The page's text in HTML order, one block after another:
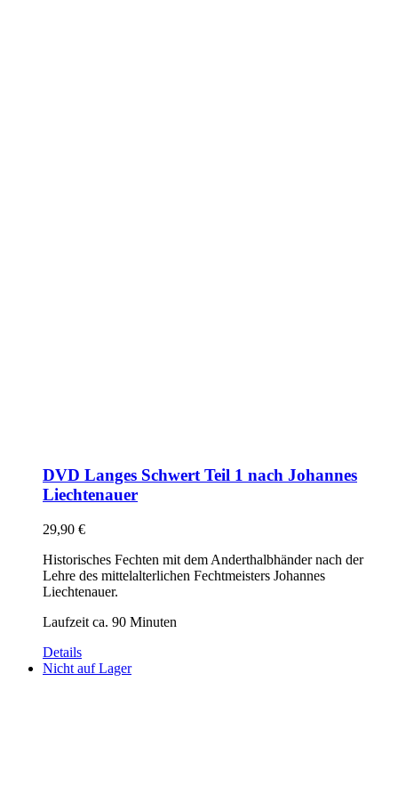
DVD Langes Schwert Teil 1 nach Johannes
Liechtenauer
29,90 €
Historisches Fechten mit dem Anderthalbhänder nach der
Lehre des mittelalterlichen Fechtmeisters Johannes
Liechtenauer.
Laufzeit ca. 90 Minuten
Details
Nicht auf Lager